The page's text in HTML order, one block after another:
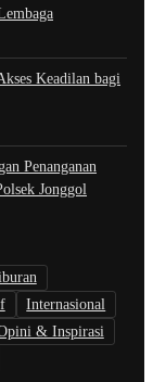
Keadilan bagi
Penanganan
Jonggol
Internasional
& Inspirasi